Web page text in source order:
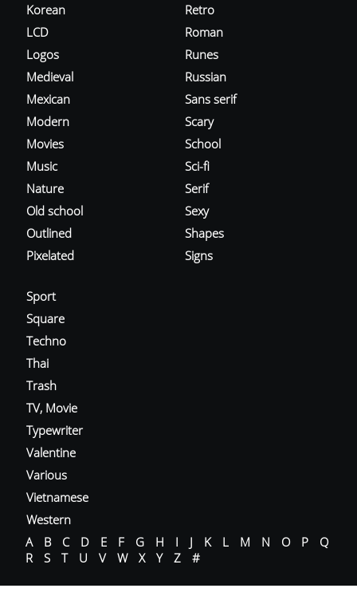
Korean
LCD
Logos
Medieval
Mexican
Modern
Movies
Music
Nature
Old school
Outlined
Pixelated
Retro
Roman
Runes
Russian
Sans serif
Scary
School
Sci-fi
Serif
Sexy
Shapes
Signs
Sport
Square
Techno
Thai
Trash
TV, Movie
Typewriter
Valentine
Various
Vietnamese
Western
A
B C D E F G H I J K L M N O P
Q
R
S T U V W X Y Z #